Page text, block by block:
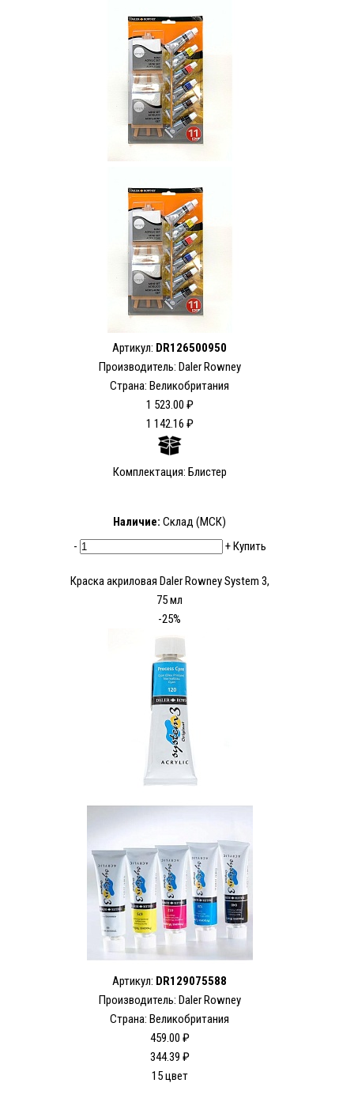
Артикул: DR126500950
Производитель: Daler Rowney
Страна: Великобритания
1 523.00 ₽
1 142.16 ₽
Комплектация: Блистер
Наличие: Склад (МСК)
-
+Купить
Краска акриловая Daler Rowney System 3,
75 мл
-25%
Артикул: DR129075588
Производитель: Daler Rowney
Страна: Великобритания
459.00 ₽
344.39 ₽
15 цвет